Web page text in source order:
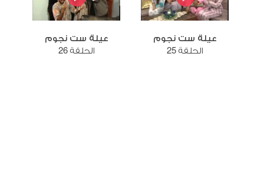
عيلة ست نجوم
الحلقة 25
عيلة ست نجوم
الحلقة 26